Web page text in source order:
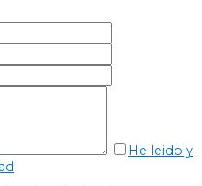
He leido y